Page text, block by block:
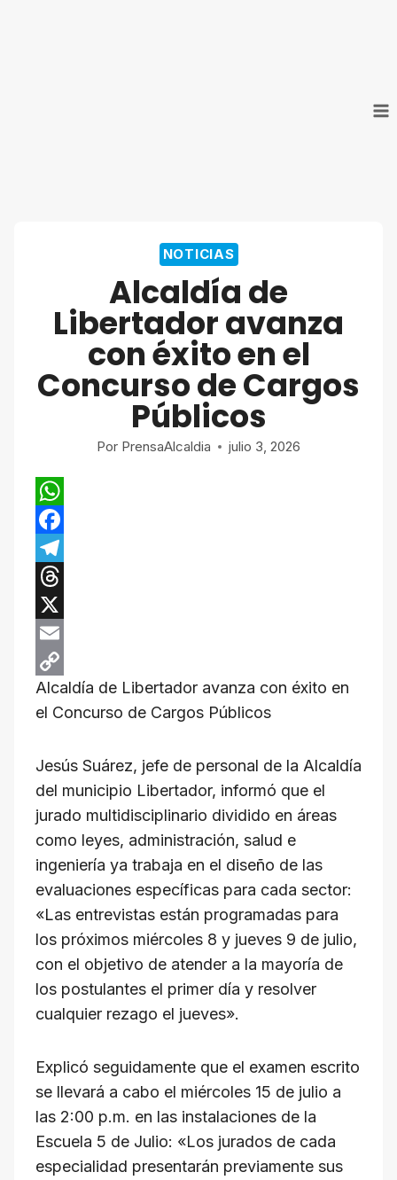
NOTICIAS
Alcaldía de
Libertador avanza
con éxito en el
Concurso de Cargos
Públicos
Por PrensaAlcaldia julio 3, 2026
W
h
a
s
A
p
p
F
a
c
e
b
o
o
T
e
e
g
r
m
T
h
r
e
a
s
X
E
m
a
l
C
o
y
L
i
n
k
Alcaldía de Libertador avanza con éxito en
el Concurso de Cargos Públicos
Jesús Suárez, jefe de personal de la Alcaldía
del municipio Libertador, informó que el
jurado multidisciplinario dividido en áreas
como leyes, administración, salud e
ingeniería ya trabaja en el diseño de las
evaluaciones específicas para cada sector:
«Las entrevistas están programadas para
los próximos miércoles 8 y jueves 9 de julio,
con el objetivo de atender a la mayoría de
los postulantes el primer día y resolver
cualquier rezago el jueves».
Explicó seguidamente que el examen escrito
se llevará a cabo el miércoles 15 de julio a
las 2:00 p.m. en las instalaciones de la
Escuela 5 de Julio: «Los jurados de cada
especialidad presentarán previamente sus